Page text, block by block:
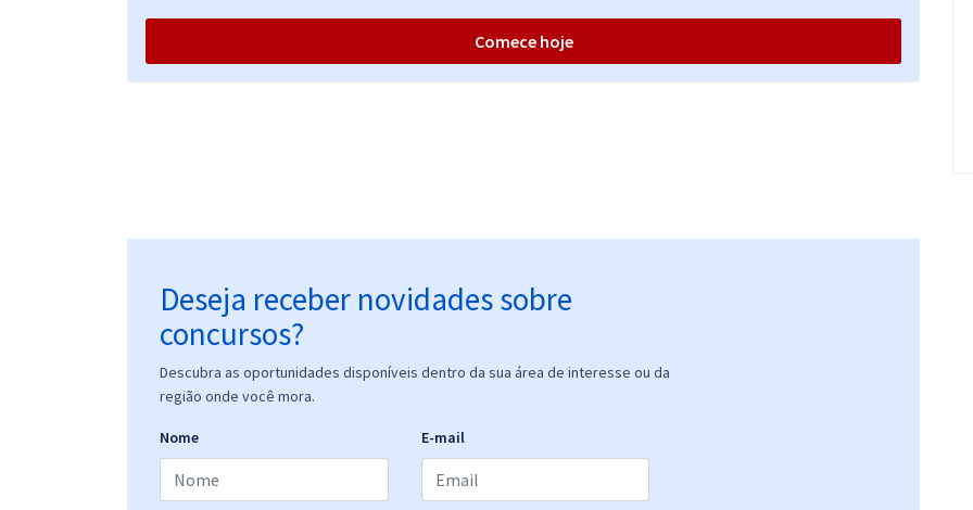
Comece hoje
Deseja receber novidades sobre
concursos?
Descubra as oportunidades disponíveis dentro da sua área de interesse ou da
região onde você mora.
Nome E-mail